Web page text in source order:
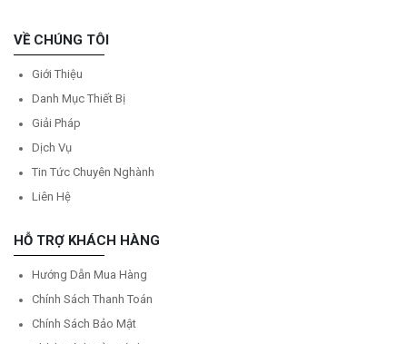
VỀ CHÚNG TÔI
Giới Thiệu
Danh Mục Thiết Bị
Giải Pháp
Dịch Vụ
Tin Tức Chuyên Nghành
Liên Hệ
HỖ TRỢ KHÁCH HÀNG
Hướng Dẫn Mua Hàng
Chính Sách Thanh Toán
Chính Sách Bảo Mật